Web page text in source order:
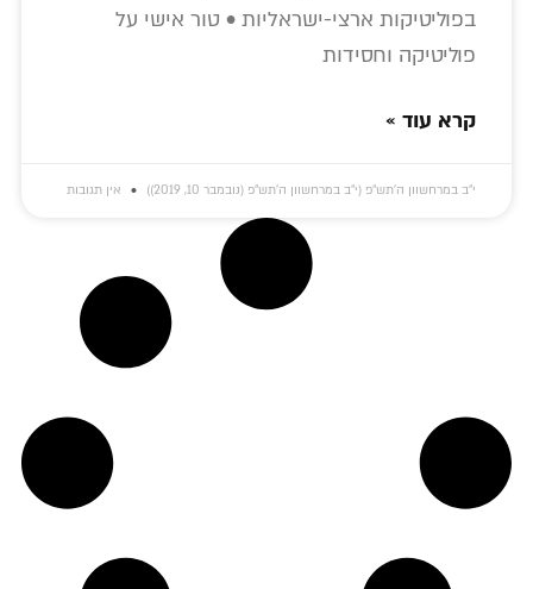
בפוליטיקות ארצי-ישראליות • טור אישי על
פוליטיקה וחסידות
קרא עוד »
י״ב במרחשוון ה׳תש״פ (י״ב במרחשוון ה׳תש״פ (נובמבר 10, 2019)) אין תגובות